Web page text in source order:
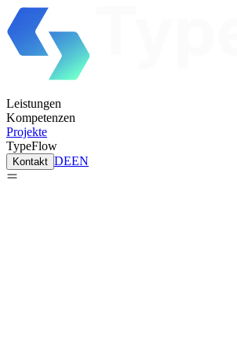
Leistungen
Kompetenzen
Projekte
TypeFlow
Kontakt DEEN